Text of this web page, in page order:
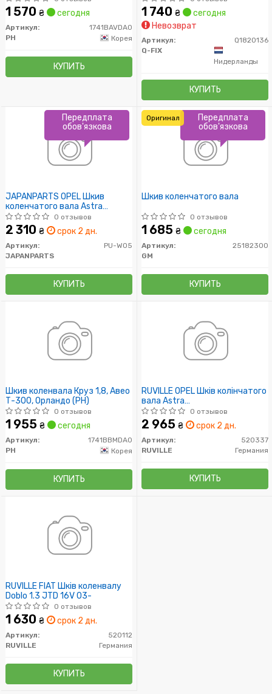
1 570 ₴ сегодня
Артикул:
1741BAVDA0
PH
Корея
КУПИТЬ
1 740 ₴
сегодня
Невозврат
Артикул:
Q1820136
Q-FIX
Нидерланды
КУПИТЬ
JAPANPARTS OPEL Шкив
коленчатого вала Astra
H,J,Insignia,Mokka,Zafira,Chevrolet
Cruze
0 отзывов
2 310 ₴ срок 2 дн.
Артикул:
PU-W05
JAPANPARTS
КУПИТЬ
Передплата
обов'язкова
Шкив коленчатого вала
0 отзывов
1 685 ₴ сегодня
Артикул:
25182300
GM
КУПИТЬ
Передплата
обов'язкова
Оригинал
Шкив коленвала Круз 1,8, Авео
Т-300, Орландо (PH)
0 отзывов
1 955 ₴ сегодня
Артикул:
1741BBMDA0
PH
Корея
КУПИТЬ
RUVILLE OPEL Шків колінчатого
вала Astra
Cruze
0 отзывов
2 965 ₴ срок 2 дн.
Артикул:
520337
RUVILLE
Германия
КУПИТЬ
RUVILLE FIAT Шків коленвалу
Doblo 1.3 JTD 16V 03-
0 отзывов
1 630 ₴ срок 2 дн.
Артикул:
520112
RUVILLE
Германия
КУПИТЬ